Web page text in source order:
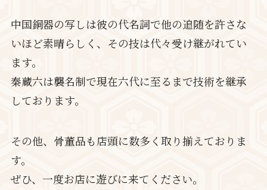
中国銅器の写しは彼の代名詞で他の追随を許さな
いほど素晴らしく、その技は代々受け継がれてい
ます。
秦蔵六は襲名制で現在六代に至るまで技術を継承
しております。
その他、骨董品も店頭に数多く取り揃えておりま
す。
ぜひ、一度お店に遊びに来てください。